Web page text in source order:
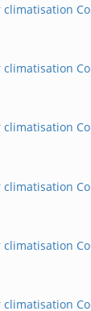
BatiWebPro